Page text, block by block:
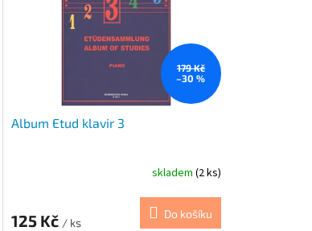
179 Kč
–30 %
Album Etud klavir 3
skladem (2 ks)
125 Kč / ks
Do košíku